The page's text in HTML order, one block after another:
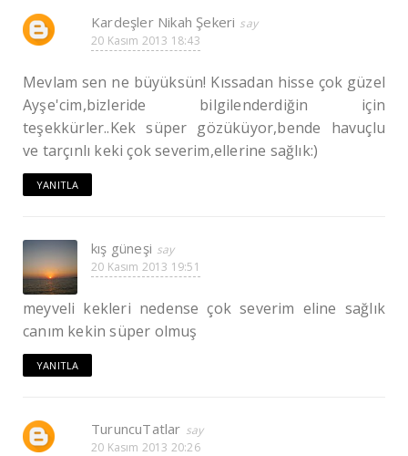
Kardeşler Nikah Şekeri
20 Kasım 2013 18:43
Mevlam sen ne büyüksün! Kıssadan hisse çok güzel
Ayşe'cim,bizleride bilgilenderdiğin için
teşekkürler..Kek süper gözüküyor,bende havuçlu
ve tarçınlı keki çok severim,ellerine sağlık:)
YANITLA
kış güneşi
20 Kasım 2013 19:51
meyveli kekleri nedense çok severim eline sağlık
canım kekin süper olmuş
YANITLA
TuruncuTatlar
20 Kasım 2013 20:26